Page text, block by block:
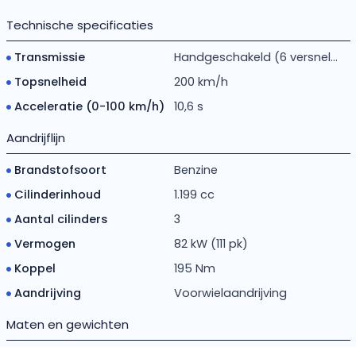
Technische specificaties
Transmissie
Handgeschakeld (6 versnel...
Topsnelheid
200 km/h
Acceleratie (0-100 km/h)
10,6 s
Aandrijflijn
Brandstofsoort
Benzine
Cilinderinhoud
1.199 cc
Aantal cilinders
3
Vermogen
82 kW (111 pk)
Koppel
195 Nm
Aandrijving
Voorwielaandrijving
Maten en gewichten